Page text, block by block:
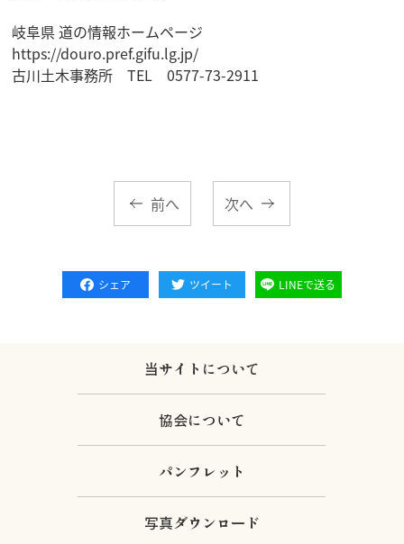
岐阜県 道の情報ホームページ
https://douro.pref.gifu.lg.jp/
古川土木事務所 TEL 0577-73-2911
前へ 次へ
シェア ツイート LINEで送る
当サイトについて
協会について
パンフレット
写真ダウンロード